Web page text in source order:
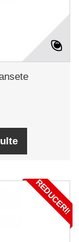
REDUCERI!